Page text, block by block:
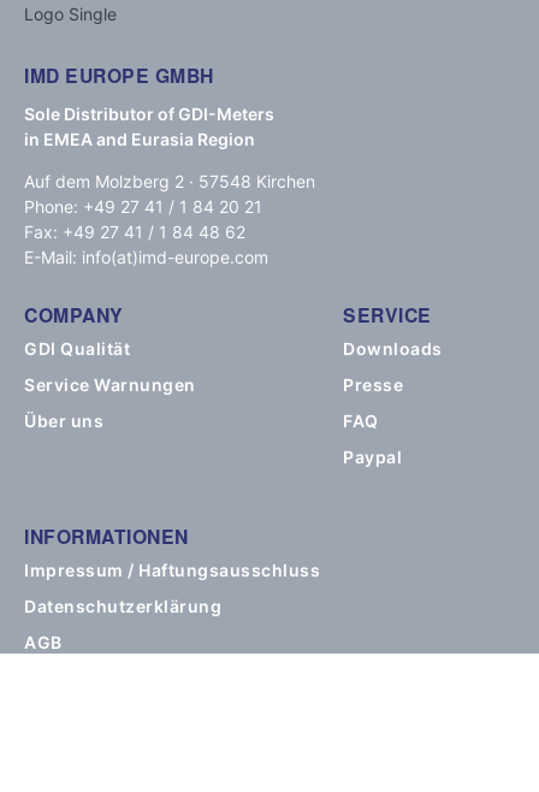
IMD EUROPE GMBH
Sole Distributor of GDI-Meters
in EMEA and Eurasia Region
Auf dem Molzberg 2 · 57548 Kirchen
Phone: +49 27 41 / 1 84 20 21
Fax: +49 27 41 / 1 84 48 62
E-Mail: info(at)imd-europe.com
COMPANY
GDI Qualität
Service Warnungen
Über uns
SERVICE
Downloads
Presse
FAQ
Paypal
INFORMATIONEN
Impressum / Haftungsausschluss
Datenschutzerklärung
AGB